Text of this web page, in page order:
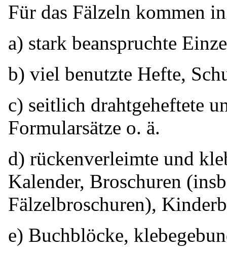
Für das Fälzeln kommen
a) stark beanspruchte
b) viel benutzte Hefte,
c) seitlich drahtgeheftete
Formularsätze o. ä.
d) rückenverleimte und
Kalender, Broschuren
Fälzelbroschuren),
e) Buchblöcke,